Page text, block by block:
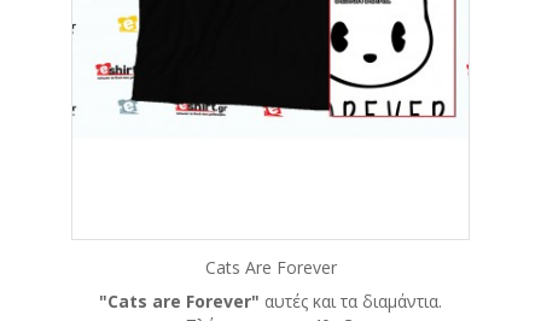
Cats Are Forever
"Cats are Forever" αυτές και τα διαμάντια.